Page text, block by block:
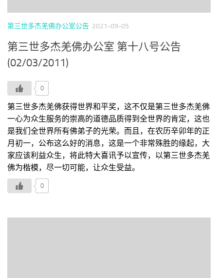
第三世多杰羌佛办公室公告 2021-09-05
第三世多杰羌佛办公室 第十八号公告
(02/03/2011)
0
第三世多杰羌佛获得世界和平奖，这不仅是第三世多杰羌佛
一心为众生服务的崇高的道德品质得到全世界的肯定，这也
是我们全世界所有佛弟子的光荣。而且，在农历辛卯年的正
月初一，公布这么好的消息，这是一个非常殊胜的缘起，大
家应该利益众生，将此特大喜讯予以宣传，以第三世多杰羌
佛为楷模，尽一切可能，让众生受益。
0